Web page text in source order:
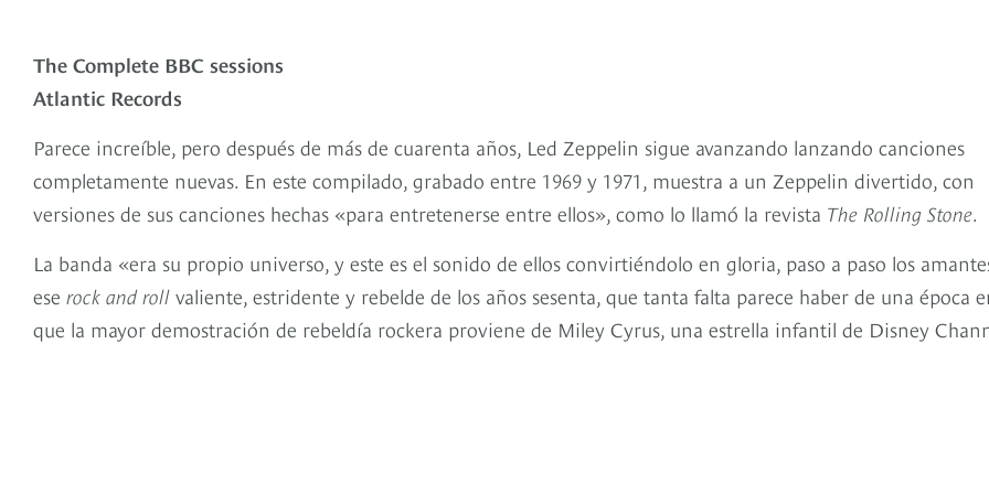
The Complete BBC sessions
Atlantic Records
Parece increíble, pero después de más de cuarenta años, Led Zeppelin sigue avanzando lanzando canciones
completamente nuevas. En este compilado, grabado entre 1969 y 1971, muestra a un Zeppelin divertido, con
versiones de sus canciones hechas «para entretenerse entre ellos», como lo llamó la revista The Rolling Stone.
La banda «era su propio universo, y este es el sonido de ellos convirtiéndolo en gloria, paso a paso los
ese rock and roll valiente, estridente y rebelde de los años sesenta, que tanta falta parece haber de una época
que la mayor demostración de rebeldía rockera proviene de Miley Cyrus, una estrella infantil de Disney